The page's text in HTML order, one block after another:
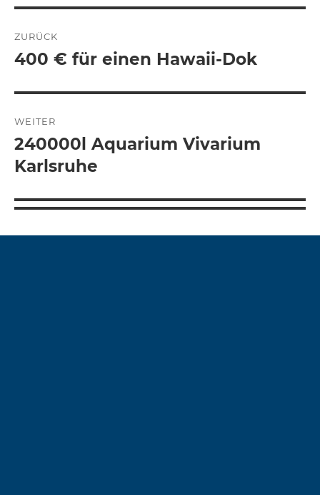
ZURÜCK
Vorheriger
400 € für einen Hawaii-Dok
WEITER
Nächster
Beitrag:
240000l Aquarium Vivarium
Karlsruhe